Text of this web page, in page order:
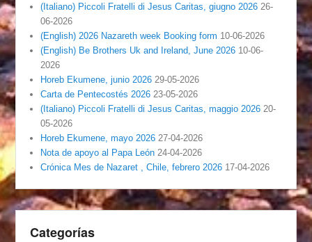
(Italiano) Piccoli Fratelli di Jesus Caritas, giugno 2026 26-
06-2026
(English) 2026 Nazareth week Booking form 10-06-2026
(English) Be Brothers Uk and Ireland, June 2026 10-06-
2026
Horeb Ekumene, junio 2026 29-05-2026
Carta de Pentecostés 2026 23-05-2026
(Italiano) Piccoli Fratelli di Jesus Caritas, maggio 2026 20-
05-2026
Horeb Ekumene, mayo 2026 27-04-2026
Nota de apoyo al Papa León 24-04-2026
Crónica Mes de Nazaret , Chile, febrero 2026 17-04-2026
Categorías